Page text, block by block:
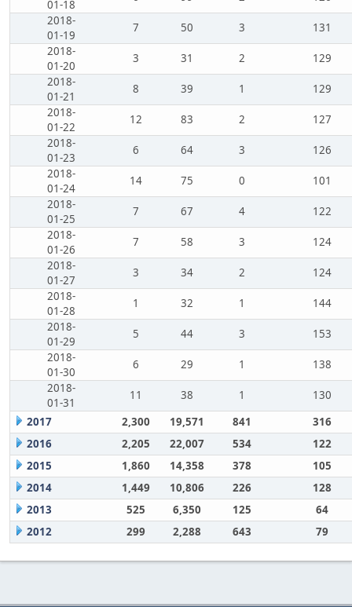
01-18
2018-
01-19
7 50 3
131
2018-
01-20
3 31 2
129
2018-
01-21
8 39 1
129
2018-
01-22
12 83 2
127
2018-
01-23
6 64 3
126
2018-
01-24
14 75 0
101
2018-
01-25
7 67 4
122
2018-
01-26
7 58 3
124
2018-
01-27
3 34 2
124
2018-
01-28
1 32 1
144
2018-
01-29
5 44 3
153
2018-
01-30
6 29 1
138
2018-
01-31
11 38 1
130
2017
2,300 19,571 841
316
2016
2,205 22,007 534
122
2015
1,860 14,358 378
105
2014
1,449 10,806 226
128
2013
525 6,350 125
64
2012
299 2,288 643 79